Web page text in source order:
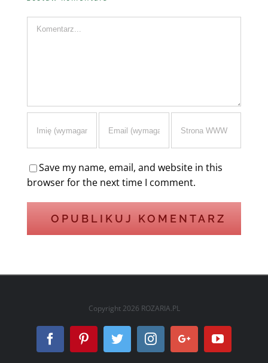
Komentarz
Save my name, email, and website in this
browser for the next time I comment.
Copyright 2026 ROZARIA.PL
FacebookPinterestTwitterInstagramGoogle+YouTube